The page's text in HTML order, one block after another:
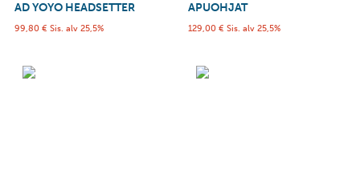
AD YOYO HEADSETTER
99,80 € Sis. alv 25,5%
APUOHJAT
129,00 € Sis. alv 25,5%